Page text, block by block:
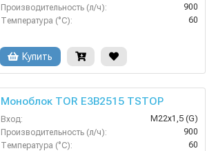
Производительность (л/ч):
900
Температура (°C):
60
Рабочее давление (бар):
Купить
Моноблок TOR E3B2515 TSTOP
Вход:
М22х1,5 (G)
Производительность (л/ч):
900
Температура (°C):
60